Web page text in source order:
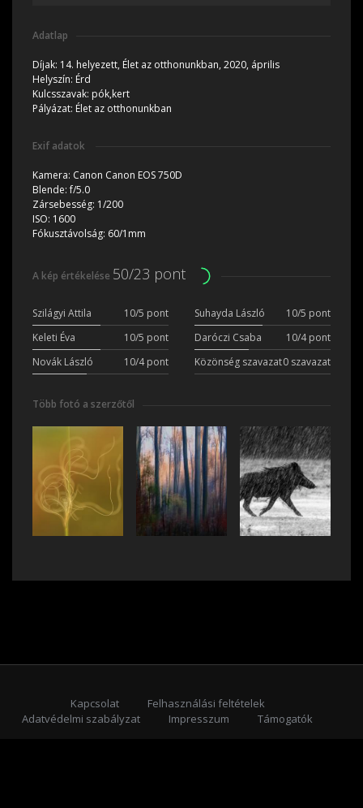
Adatlap
Díjak: 14. helyezett, Élet az otthonunkban, 2020, április
Helyszín: Érd
Kulcsszavak: pók,kert
Pályázat: Élet az otthonunkban
Exif adatok
Kamera: Canon Canon EOS 750D
Blende:f/5.0
Zársebesség: 1/200
ISO: 1600
Fókusztávolság: 60/1mm
A kép értékelése 50/23 pont
Szilágyi Attila 10/5 pont Suhayda László
10/5 pont
Keleti Éva
10/5 pont Daróczi Csaba
10/4 pont
Novák László
10/4 pont Közönség szavazat0 szavazat
Több fotó a szerzőtől
Kapcsolat
Felhasználási feltételek
Adatvédelmi szabályzat
Impresszum
Támogatók